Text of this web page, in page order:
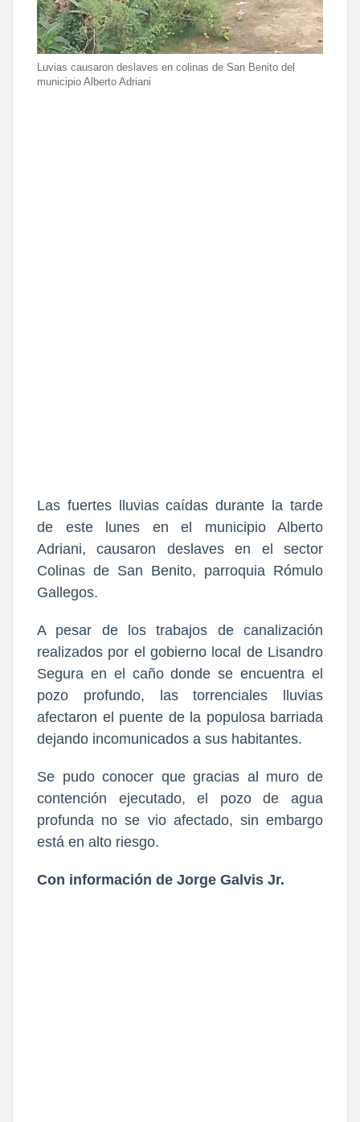
Luvias causaron deslaves en colinas de San Benito del
municipio Alberto Adriani
Las fuertes lluvias caídas durante la tarde
de este lunes en el municipio Alberto
Adriani, causaron deslaves en el sector
Colinas de San Benito, parroquia Rómulo
Gallegos.
A pesar de los trabajos de canalización
realizados por el gobierno local de Lisandro
Segura en el caño donde se encuentra el
pozo profundo, las torrenciales lluvias
afectaron el puente de la populosa barriada
dejando incomunicados a sus habitantes.
Se pudo conocer que gracias al muro de
contención ejecutado, el pozo de agua
profunda no se vio afectado, sin embargo
está en alto riesgo.
Con información de Jorge Galvis Jr.